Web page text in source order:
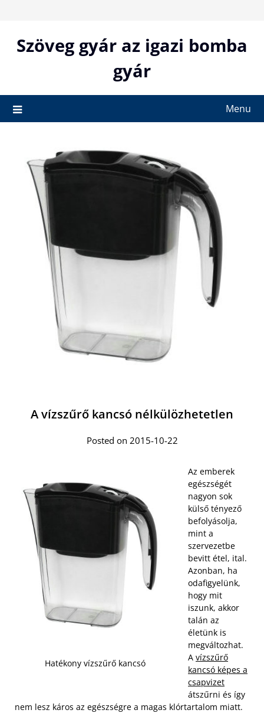
contentSzöveg gyár az igazi bomba
gyár
Menu
A vízszűrő kancsó nélkülözhetetlen
Posted on 2015-10-22
Hatékony vízszűrő kancsó
Az emberek
egészségét
nagyon sok
külső tényező
befolyásolja,
mint a
szervezetbe
bevitt étel, ital.
Azonban, ha
odafigyelünk,
hogy mit
iszunk, akkor
talán az
életünk is
megváltozhat.
A vízszűrő
kancsó képes a
csapvizet
átszűrni és így
nem lesz káros az egészségre a magas klórtartalom miatt.